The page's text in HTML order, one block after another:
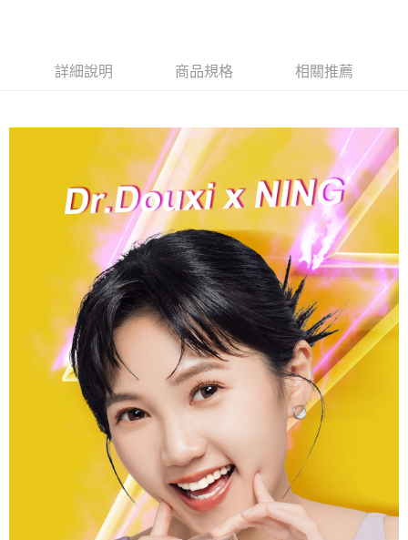
醒簡訊。
1.本服務係由「台灣大哥大股份有限公司」（以下簡稱本公司）所提供，讓
用戶於交易時，得透過本服務購買商品或服務，並由商店將買賣／分期付款
買賣價金債權讓與本公司後，依約使用本公司帳單繳交帳款。
2.基於同意付款使用「大哥付你分期」之契約關係目的，商店將以您的個人
資料（包含姓名、電話或地址）提供予台灣大哥大進項蒐集、處理及利用，
由本公司與您本人進行分期帳單所需資料之確認、核對及更正。
3.完整用戶服務條款，請詳閱以下連結：https://oppay.tw/userRule
１．於結帳方式選擇「AFTEE先享後付」後，將跳轉至「AFTEE先享後付」
ATM／網路銀行／等多元方式進行付款，方視為交易完成。
※ 請注意：結帳手續完成當下不需立刻繳費，但若您需要取消訂單，請聯絡
購買商品的店家。未經商家同意取消之訂單仍視為有效，需透過AFTEE先享
後付繳納相關費用。
※ 交易是否成功請以「AFTEE先享後付 」之結帳頁面顯示為準，若有關於
是否繳費成功／繳費後需取消欲退款等相關疑問，請聯繫「AFTEE先享後付
https://netprotections.freshdesk.com/support/home
１．透過由恩沛科技股份有限公司提供之「AFTEE先享後付」服務完成之交
易，需依本服務之必要範圍內提供個人資料，並將交易相關給付款項請求債
權轉讓予恩沛科技股份有限公司。
２．關於個人資料處理事宜，請瀏覽以下網址：
https://aftee.tw/terms/#terms3
３．未成年的使用者請事先徵得法定代理人或監護人之同意方可使用
「AFTEE先享後付」，若未經同意申辦者引起之損失，本公司不負相關責
４．使用「AFTEE先享後付」時，將依據個別帳號之用戶狀況，依本公司即
時審查核予不同之上限額度；若仍有額度不足之情形，本公司將視審查結果
請求用戶進行身份認證。
５．嚴禁一人註冊多個帳號或使用他人資訊註冊。若發現惡意使用之情形，
恩沛科技股份有限公司將有權停止該用戶之使用額度並採取法律行動。
全家付款取貨
每筆NT$70，滿NT$1,000(含以上)免運費
每筆NT$70，滿NT$1,000(含以上)免運費
付款後萊爾富取貨
每筆NT$70，滿NT$1,000(含以上)免運費
7-11付款取貨
每筆NT$70，滿NT$1,000(含以上)免運費
付款後7-11取貨
每筆NT$70，滿NT$1,000(含以上)免運費
每筆NT$70，滿NT$1,000(含以上)免運費
每筆NT$100，滿NT$1,500(含以上)免運費
新竹貨到付款
詳細說明 商品規格 相關推薦